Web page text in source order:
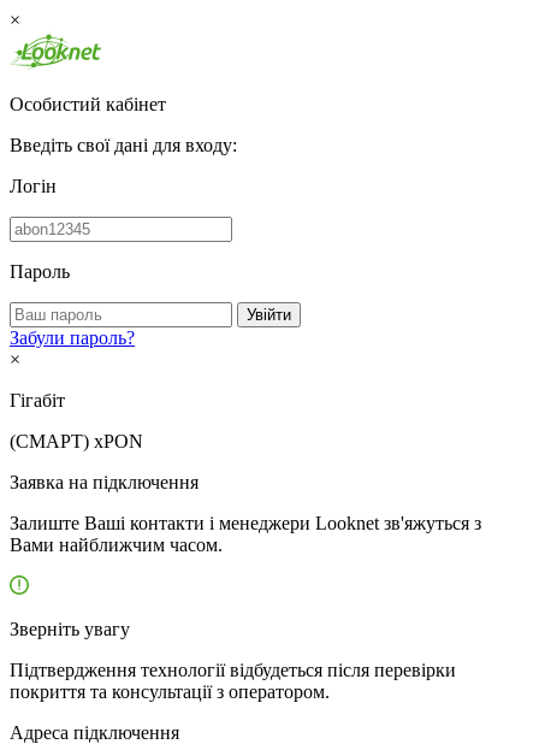
×
Особистий кабінет
Введіть свої дані для входу:
Логін
Пароль
Увійти
Забули пароль?
×
Гігабіт
(СМАРТ) xPON
Заявка на підключення
Залиште Ваші контакти і менеджери Looknet зв'яжуться з
Вами найближчим часом.
Зверніть увагу
Підтвердження технології відбудеться після перевірки
покриття та консультації з оператором.
Адресa підключення